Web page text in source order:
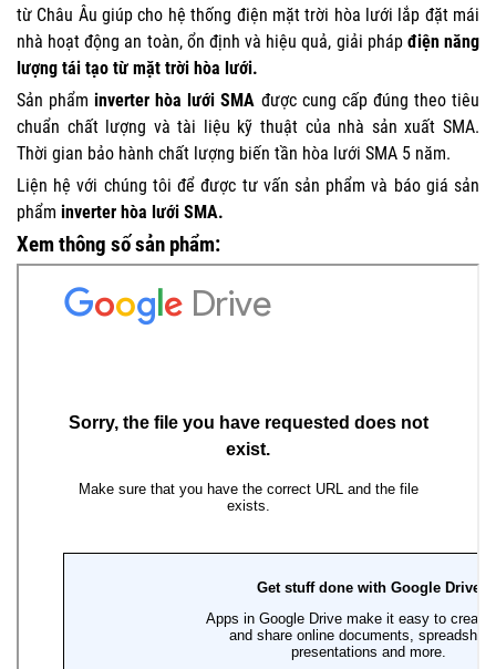
từ Châu Âu giúp cho hệ thống điện mặt trời hòa lưới lắp đặt mái
nhà hoạt động an toàn, ổn định và hiệu quả, giải pháp điện năng
lượng tái tạo từ mặt trời hòa lưới.
Sản phẩminverter hòa lưới SMA được cung cấp đúng theo tiêu
chuẩn chất lượng và tài liệu kỹ thuật của nhà sản xuất SMA.
Thời gian bảo hành chất lượng biến tần hòa lưới SMA 5 năm.
Liện hệ với chúng tôi để được tư vấn sản phẩm và báo giá sản
phẩm inverter hòa lưới SMA.
Xem thông số sản phẩm: